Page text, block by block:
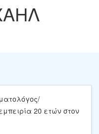
20 ετών στον